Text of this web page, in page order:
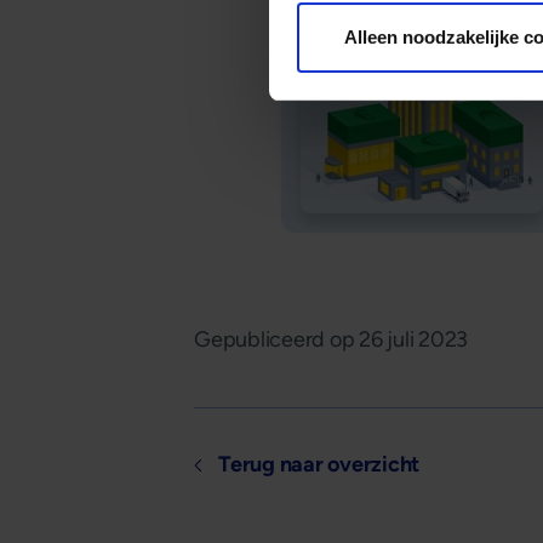
Alleen noodzakelijke
Gepubliceerd op 26 juli 2023
Terug naar overzicht